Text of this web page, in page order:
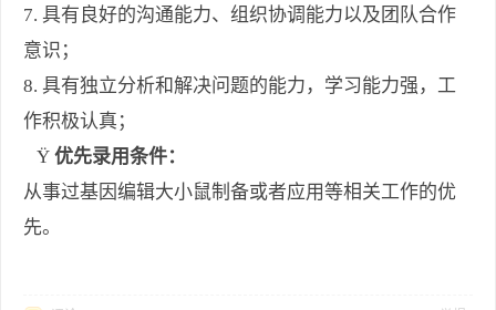
7. 具有良好的沟通能力、组织协调能力以及团队合作
意识；
8. 具有独立分析和解决问题的能力，学习能力强，工
作积极认真；
Ÿ 优先录用条件：
从事过基因编辑大小鼠制备或者应用等相关工作的优
先。